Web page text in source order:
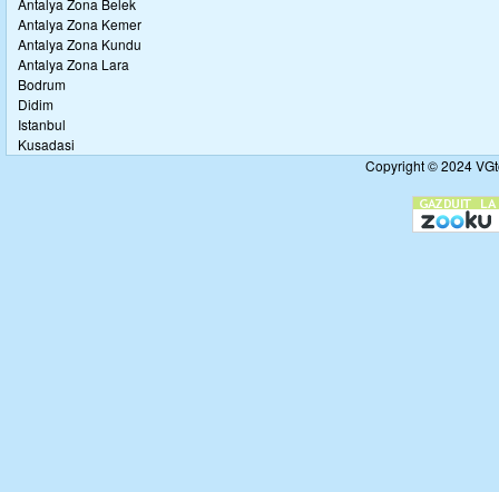
Antalya Zona Belek
Antalya Zona Kemer
Antalya Zona Kundu
Antalya Zona Lara
Bodrum
Didim
Istanbul
Kusadasi
Copyright © 2024